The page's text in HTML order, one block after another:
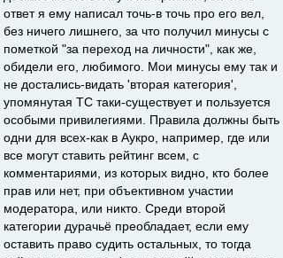
ответ я ему написал точь-в точь про его вел,
без ничего лишнего, за что получил минусы с
пометкой "за переход на личности", как же,
обидели его, любимого. Мои минусы ему так и
не достались-видать 'вторая категория',
упомянутая ТС таки-существует и пользуется
особыми привилегиями. Правила должны быть
одни для всех-как в Аукро, например, где или
все могут ставить рейтинг всем, с
комментариями, из которых видно, кто более
прав или нет, при объективном участии
модератора, или никто. Среди второй
категории дурачьё преобладает, если ему
оставить право судить остальных, то тогда